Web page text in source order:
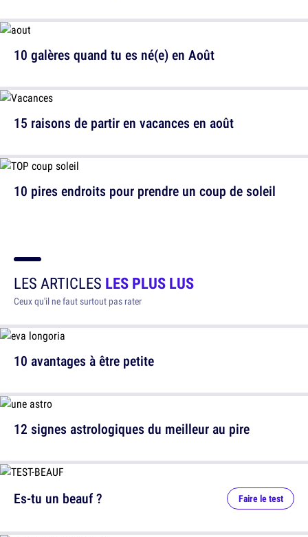
15 raisons de partir en vacances en août
10 galères quand tu es né(e) en Août
10 pires endroits pour prendre un coup de soleil
LES ARTICLES LES PLUS LUS
Ceux qu'il ne faut surtout pas rater
10 avantages à être petite
12 signes astrologiques du meilleur au pire
Es-tu un beauf ? Faire le test